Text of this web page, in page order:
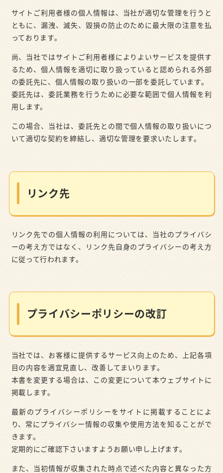
サイトご利用者様の個人情報は、当社が適切な管理を行うと
ともに、漏洩、滅失、毀損の防止のために最大限の注意を払
っております。
尚、当社ではサイトご利用者様によりよいサービスを提供す
るため、個人情報を適切に取り扱っていると認められる外部
の委託先に、個人情報の取り扱いの一部を委託しています。
委託先は、委託業務を行うために必要な範囲で個人情報を利
用します。
この場合、当社は、委託先との間で個人情報の取り扱いにつ
いて適切な契約を締結し、適切な管理を要求いたします。
リンク先
リンク先での個人情報の利用については、当社のプライバシ
ーの考え方ではなく、リンク先自身のプライバシーの考え方
に従って行われます。
プライバシーポリシーの改訂
当社では、お客様に提供するサービス向上のため、上記各項
目の内容を適宜見直し、改善してまいります。
本書を変更する場合は、この変更について本ウェブサイトに
掲載します。
最新のプライバシーポリシーをサイトに掲載することによ
り、常にプライバシー情報の収集や使用方法を知ることがで
きます。
定期的にご確認下さいますようお願い申し上げます。
また、当初情報が収集された時点で述べた内容と異なった方